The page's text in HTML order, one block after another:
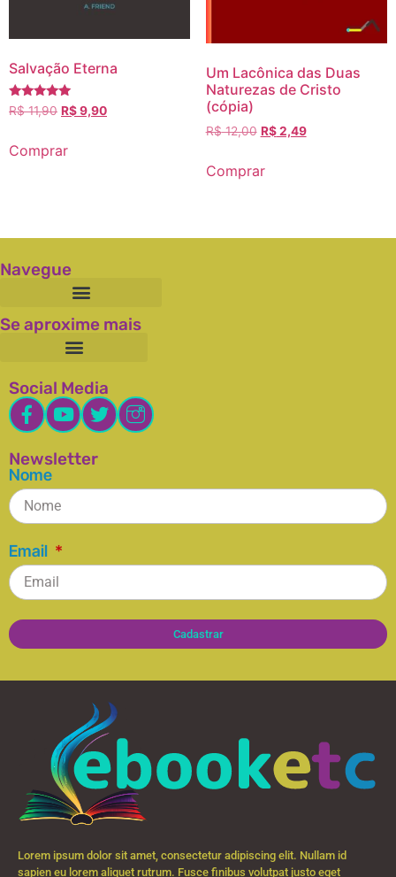
Salvação Eterna
Avaliação
5.00
R$11,90 R$9,90
Comprar
Um Lacônica das Duas
Naturezas de Cristo
(cópia)
R$12,00 R$2,49
Comprar
Navegue
Se aproxime mais
Social Media
Newsletter
Nome
Email
Cadastrar
Lorem ipsum dolor sit amet, consectetur adipiscing elit. Nullam id
sapien eu lorem aliquet rutrum. Fusce finibus volutpat justo eget